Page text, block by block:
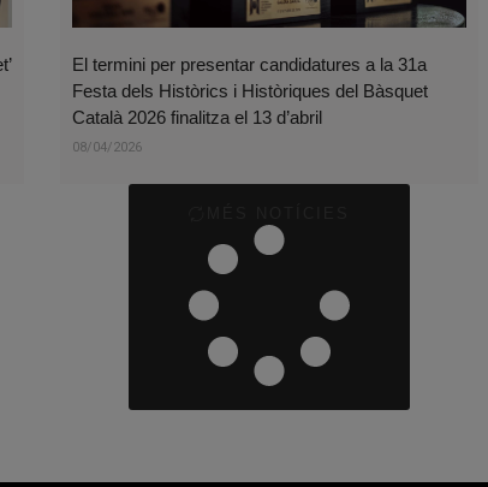
El termini per presentar candidatures a la 31a
Festa dels Històrics i Històriques del Bàsquet
Català 2026 finalitza el 13 d’abril
08/04/2026